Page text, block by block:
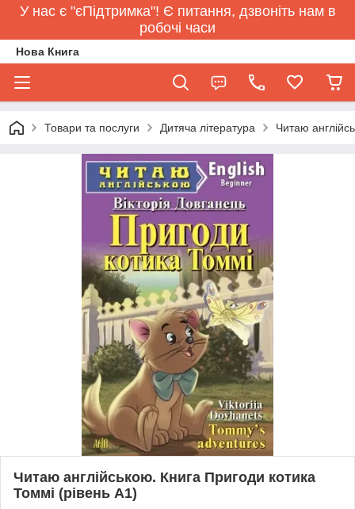
У нас є "єПідтримка"! Є питання, дзвоніть нам в
робочі часи
Нова Книга
Товари та послуги Дитяча література Читаю
Читаю англійською. Книга Пригоди котика
Томмі (рівень А1)